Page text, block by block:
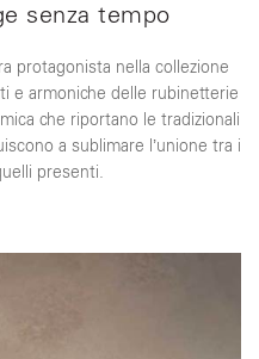
senza tempo
protagonista nella collezione
e armoniche delle rubinetterie
che riportano le tradizionali
a sublimare l’unione tra i
presenti.